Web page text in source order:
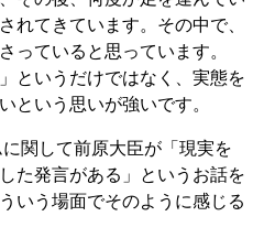
れてきています。その中で、
っていると思っています。
というだけではなく、実態を
という思いが強いです。
関して前原大臣が「現実を
た発言がある」というお話を
いう場面でそのように感じる